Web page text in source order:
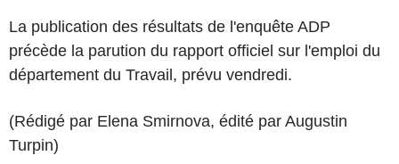
La publication des résultats de l'enquête ADP
précède la parution du rapport officiel sur l'emploi du
département du Travail, prévu vendredi.
(Rédigé par Elena Smirnova, édité par Augustin
Turpin)